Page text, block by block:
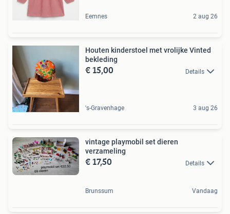
Eemnes 2 aug 26
Houten kinderstoel met vrolijke Vinted
bekleding
€ 15,00 Details
's-Gravenhage 3 aug 26
vintage playmobil set dieren
verzameling
€ 17,50 Details
Brunssum Vandaag